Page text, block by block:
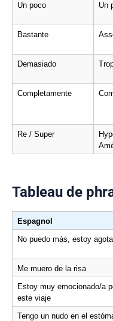
Un poco
Un
Bastante
Demasiado
Completamente
Re / Super
Tableau de
Espagnol
No puedo más, estoy
Me muero de la risa
Estoy muy emocionado/a
este viaje
Tengo un nudo en el